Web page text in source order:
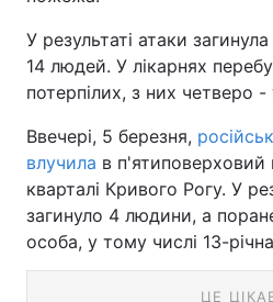
У результаті атаки
14 людей. У лікарнях
потерпілих, з них четверо
Ввечері, 5 березня,
влучила в
кварталі Кривого Рогу. У
загинуло 4 людини, а
особа, у тому числі 13-